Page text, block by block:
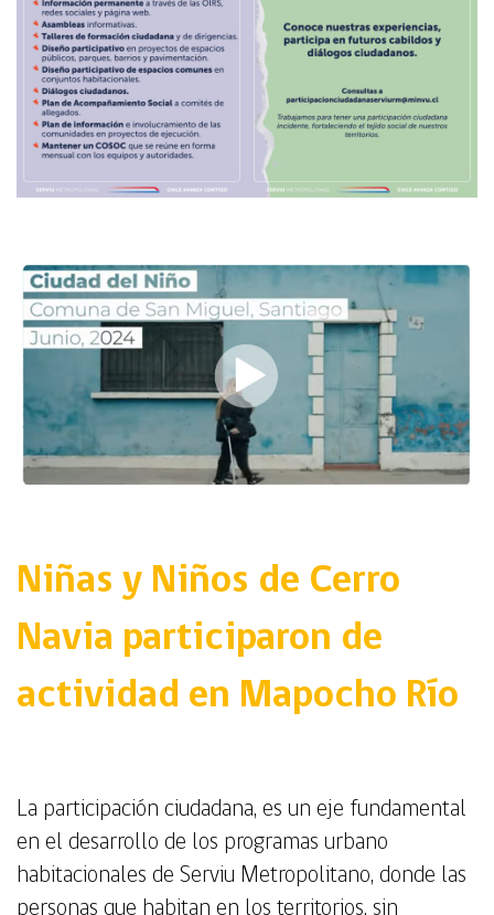
Niñas y Niños de Cerro
Navia participaron de
actividad en Mapocho Río
La participación ciudadana, es un eje fundamental
en el desarrollo de los programas urbano
habitacionales de Serviu Metropolitano, donde las
personas que habitan en los territorios, sin